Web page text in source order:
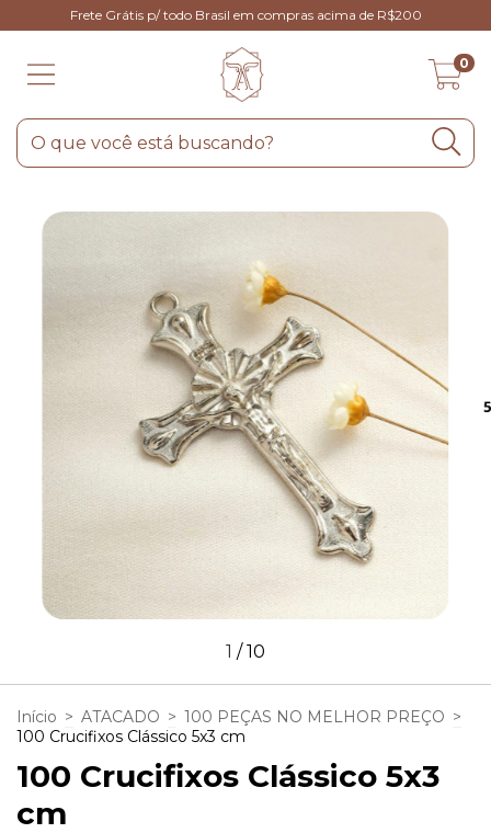
Frete Grátis p/ todo Brasil em compras acima de R$200
0
1 /10
Início > ATACADO > 100 PEÇAS NO MELHOR PREÇO >
100 Crucifixos Clássico 5x3 cm
100 Crucifixos Clássico 5x3
cm